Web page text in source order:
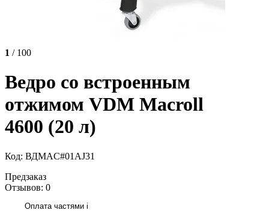
1 / 100
Ведро со встроенным
отжимом VDM Macroll
4600 (20 л)
Код: ВДMAC#01AJ31
Предзаказ
Отзывов: 0
Оплата частями i